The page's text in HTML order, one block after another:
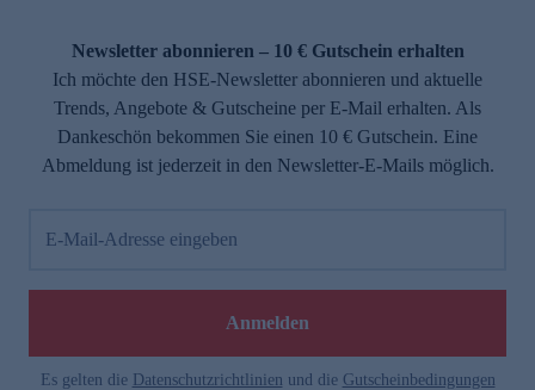
Newsletter abonnieren – 10 € Gutschein erhalten
Ich möchte den HSE-Newsletter abonnieren und aktuelle
Trends, Angebote & Gutscheine per E-Mail erhalten. Als
Dankeschön bekommen Sie einen 10 € Gutschein. Eine
Abmeldung ist jederzeit in den Newsletter-E-Mails möglich.
E-Mail-Adresse eingeben
Anmelden
Es gelten die Datenschutzrichtlinien und die Gutscheinbedingungen